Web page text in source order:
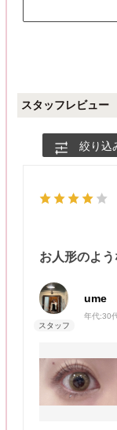
スタッフレビュー
絞り込
お人形のよ
ume
年代:30